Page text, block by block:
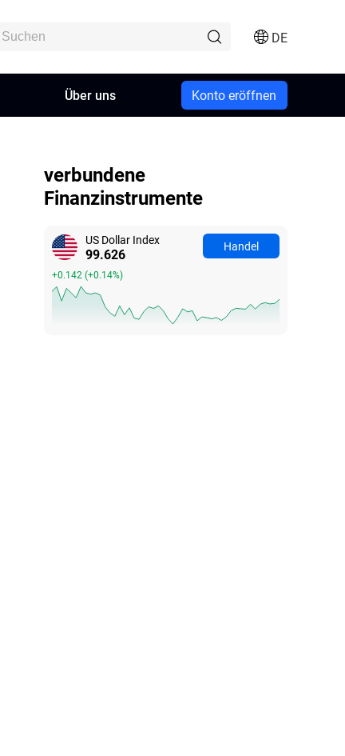
DE
Über uns Konto eröffnen
verbundene
Finanzinstrumente
US Dollar Index
99.626
+0.142 (+0.14%)
Handel